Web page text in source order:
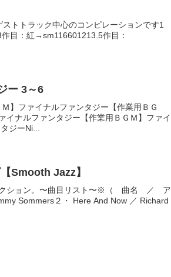
トトラック中心のコンピレーションです1
目：紅→sm116601213.5作目：
ー 3～6
】ファイナルファンタジー【作業用ＢＧ
イナルファンタジー【作業用ＢＧＭ】ファイ
ジーNi...
Smooth Jazz】
クション。〜曲目リスト〜※（ 曲名 ／ ア
Sommers２・ Here And Now ／ Richard